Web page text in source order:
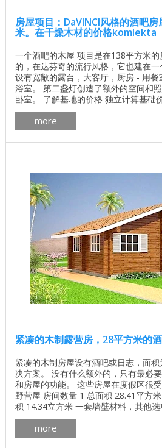
房屋项目：DaVINCI风格的酒吧
米。在干燥木材的价格komlekta
一个酒吧的木屋 项目是在138平方米
的，在达芬奇的流行风格，它也建在
设有宽敞的露台，大客厅，厨房 - 用
浴室。 第二盏灯创造了额外的空间和
卧室。 了解基地的价格 独立计算基础
和修理房屋 - 找出价格 木屋的最佳项目
木屋 房间数量 4 生活区 72.64平方米
223.72平方米 一楼面积 77.28平方米 二
more
紧凑的木制露营房，28平方米的
紧凑的木制房屋设有酒吧或日志，面
决方案。 没有什么额外的，只有最必
和房屋的功能。 这些房屋在度假区很
野营屋 房间数量 1 总面积 28.41平方
积 14.34立方米 一套墙壁材料，其他
140x150湿度12％ 在木屋项目的设计
解决方案， 天然红色Reuben瓷砖 和
53 ...
more